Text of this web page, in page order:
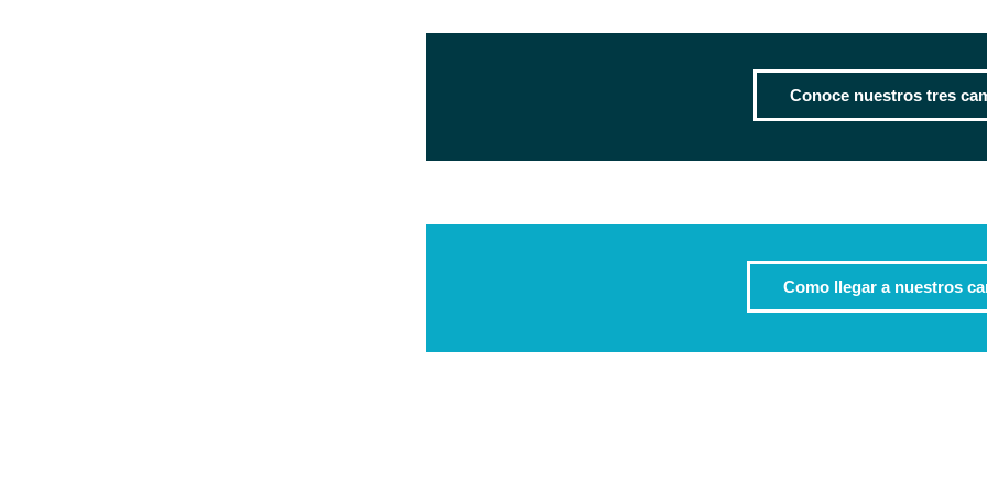
Conoce nuestros tres
Como llegar a nuestros